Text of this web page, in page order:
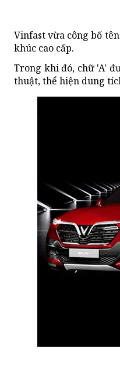
Vinfast vừa công bố
khúc cao cấp.
Trong khi đó, chữ 'A'
thuật, thể hiện dung